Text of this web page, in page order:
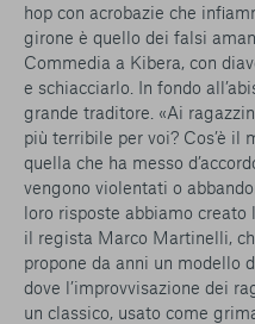
hop con acrobazie che
girone è quello dei falsi
Commedia a Kibera, con
e schiacciarlo. In fondo
grande traditore. «Ai
più terribile per voi? Cos’è il
quella che ha messo
vengono violentati o
loro risposte abbiamo creato
il regista Marco Martinelli,
propone da anni un modello
dove l’improvvisazione dei
un classico, usato come